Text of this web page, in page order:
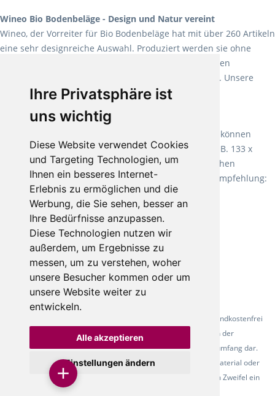
Ihre Privatsphäre ist
uns wichtig
Diese Website verwendet Cookies
und Targeting Technologien, um
Ihnen ein besseres Internet-
Erlebnis zu ermöglichen und die
Werbung, die Sie sehen, besser an
Ihre Bedürfnisse anzupassen.
Diese Technologien nutzen wir
außerdem, um Ergebnisse zu
messen, um zu verstehen, woher
unsere Besucher kommen oder um
unsere Website weiter zu
entwickeln.
Alle akzeptieren
Einstellungen ändern
Wineo Bio Bodenbeläge - Design und Natur vereint
Wineo, der Vorreiter für Bio Bodenbeläge hat mit über 260 Artikeln
eine sehr designreiche Auswahl. Produziert werden sie ohne
Weichmacher und Lösungsmittel. Mit allen verfügbaren
Verlegearten ist er für jegliche Bauvorhaben attraktiv. Unsere
Empfehlung:Wineo 1000 Multi Layer XXL.
Teppiche für ein angenehmes Laufgefühl
machen es schon lange vor. Sie können
Teppich in Ihrem gewünschten Sondermaß kaufen, z.B. 133 x
60cm. Vor allem in Schlafzimmern aufgrund der weichen
Oberfläche ein sehr beliebter Zusatzboden. Unsere Empfehlung:
Fletco Fluffy und Fletco Hermelin
* Alle Preise inkl. gesetzl. Mehrwertsteuer - Alle Artikel versandkostenfrei
ab 500 Euro in Deutschland! Die Abbildungen dienen der
Produktpräsentation und stellen nicht zwingend den Lieferumfang dar.
Farbunterschiede der Abbildungen können durch das Fotomaterial oder
den verwendeten Bildschirm entstehen - bitte fordern Sie im Zweifel ein